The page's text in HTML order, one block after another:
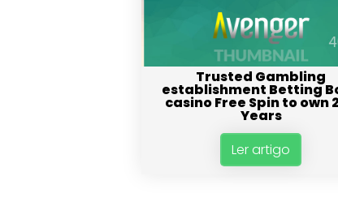
Trusted Gambling
establishment Betting
casino Free Spin to own
Years
Ler artigo